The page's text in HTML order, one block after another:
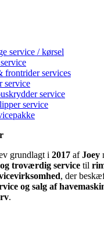
service / kørsel
frontrider services
service
service
service
grundlagt i 2017 afJoey
troværdig service til
, der
og salg af
.